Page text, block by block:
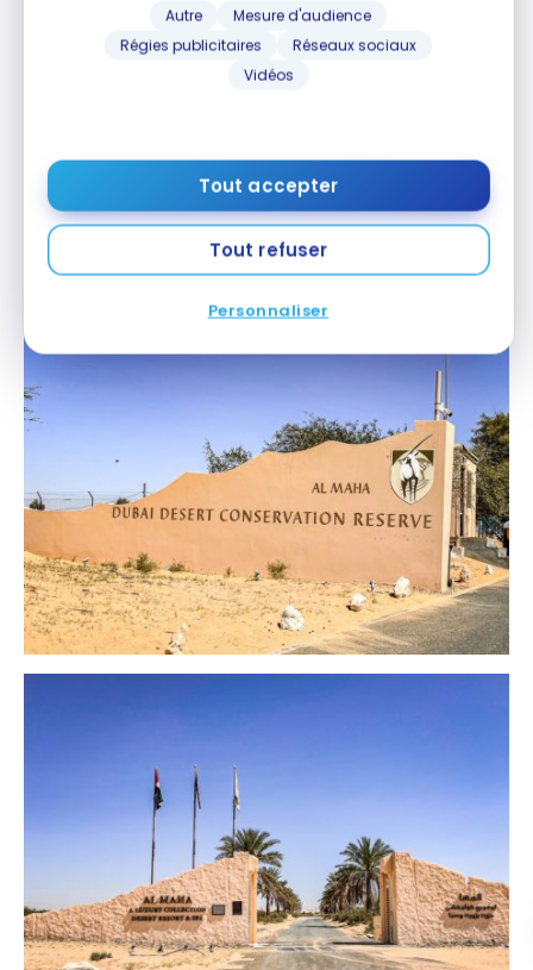
Autre
Mesure d'audience
Régies publicitaires
Réseaux sociaux
Vidéos
Tout accepter
Tout refuser
Personnaliser
que nous sommes bien sur la liste pour séjourner
sur place et nous avise qu’il est interdit de s’arrêter
le long du chemin de 9 kilomètres à travers le
désert permettant de rejoindre l’hôtel.